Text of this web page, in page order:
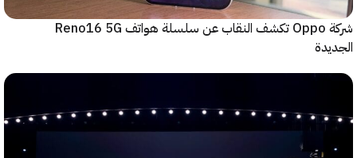
شركة Oppo تكشف النقاب عن سلسلة هواتف Reno16 5G